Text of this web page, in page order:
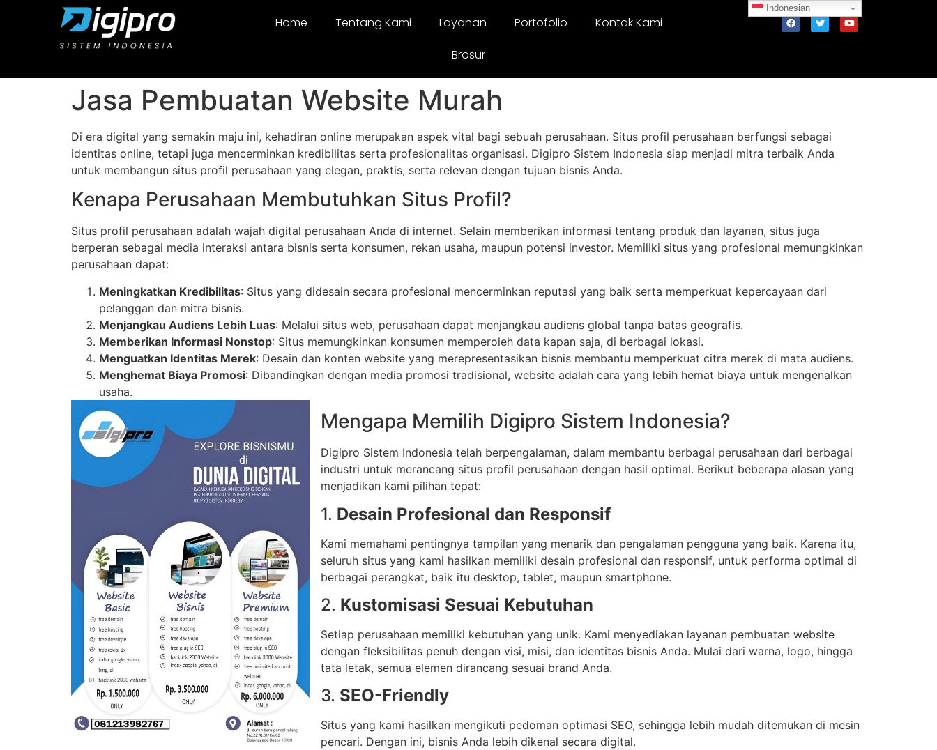
Home Tentang Kami Layanan Portofolio
Kontak Kami
Brosur
Jasa Pembuatan Website Murah
Di era digital yang semakin maju ini, kehadiran online merupakan aspek vital bagi sebuah perusahaan. Situs profil perusahaan berfungsi sebagai
identitas online, tetapi juga mencerminkan kredibilitas serta profesionalitas organisasi. Digipro Sistem Indonesia siap menjadi mitra terbaik Anda
untuk membangun situs profil perusahaan yang elegan, praktis, serta relevan dengan tujuan bisnis Anda.
Kenapa Perusahaan Membutuhkan Situs Profil?
Situs profil perusahaan adalah wajah digital perusahaan Anda di internet. Selain memberikan informasi tentang produk dan layanan, situs juga
berperan sebagai media interaksi antara bisnis serta konsumen, rekan usaha, maupun potensi investor. Memiliki situs yang profesional memungkinkan
perusahaan dapat:
Meningkatkan Kredibilitas: Situs yang didesain secara profesional mencerminkan reputasi yang baik serta memperkuat kepercayaan dari
pelanggan dan mitra bisnis.
Menjangkau Audiens Lebih Luas: Melalui situs web, perusahaan dapat menjangkau audiens global tanpa batas geografis.
Memberikan Informasi Nonstop: Situs memungkinkan konsumen memperoleh data kapan saja, di berbagai lokasi.
Menguatkan Identitas Merek: Desain dan konten website yang merepresentasikan bisnis membantu memperkuat citra merek di mata audiens.
Menghemat Biaya Promosi: Dibandingkan dengan media promosi tradisional, website adalah cara yang lebih hemat biaya untuk mengenalkan
usaha.
Mengapa Memilih Digipro Sistem Indonesia?
Digipro Sistem Indonesia telah berpengalaman, dalam membantu berbagai perusahaan dari berbagai
industri untuk merancang situs profil perusahaan dengan hasil optimal. Berikut beberapa alasan yang
menjadikan kami pilihan tepat:
1. Desain Profesional dan Responsif
Kami memahami pentingnya tampilan yang menarik dan pengalaman pengguna yang baik. Karena itu,
seluruh situs yang kami hasilkan memiliki desain profesional dan responsif, untuk performa optimal di
berbagai perangkat, baik itu desktop, tablet, maupun smartphone.
2. Kustomisasi Sesuai Kebutuhan
Setiap perusahaan memiliki kebutuhan yang unik. Kami menyediakan layanan pembuatan website
dengan fleksibilitas penuh dengan visi, misi, dan identitas bisnis Anda. Mulai dari warna, logo, hingga
tata letak, semua elemen dirancang sesuai brand Anda.
3. SEO-Friendly
Situs yang kami hasilkan mengikuti pedoman optimasi SEO, sehingga lebih mudah ditemukan di mesin
pencari. Dengan ini, bisnis Anda lebih dikenal secara digital.
Indonesian